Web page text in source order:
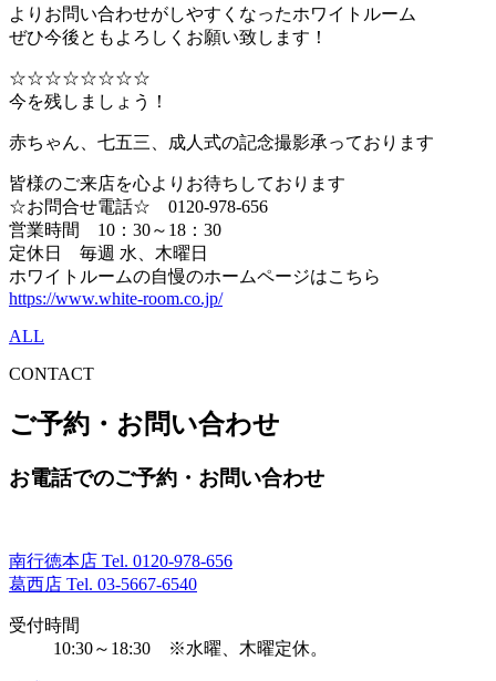
よりお問い合わせがしやすくなったホワイトルーム
ぜひ今後ともよろしくお願い致します！
☆☆☆☆☆☆☆☆
今を残しましょう！
赤ちゃん、七五三、成人式の記念撮影承っております
皆様のご来店を心よりお待ちしております
☆お問合せ電話☆ 0120-978-656
営業時間 10：30～18：30
定休日 毎週 水、木曜日
ホワイトルームの自慢のホームページはこちら
https://www.white-room.co.jp/
ALL
CONTACT
ご予約・お問い合わせ
お電話でのご予約・お問い合わせ
南行徳本店 Tel. 0120-978-656
葛西店 Tel. 03-5667-6540
受付時間
10:30～18:30 ※水曜、木曜定休。